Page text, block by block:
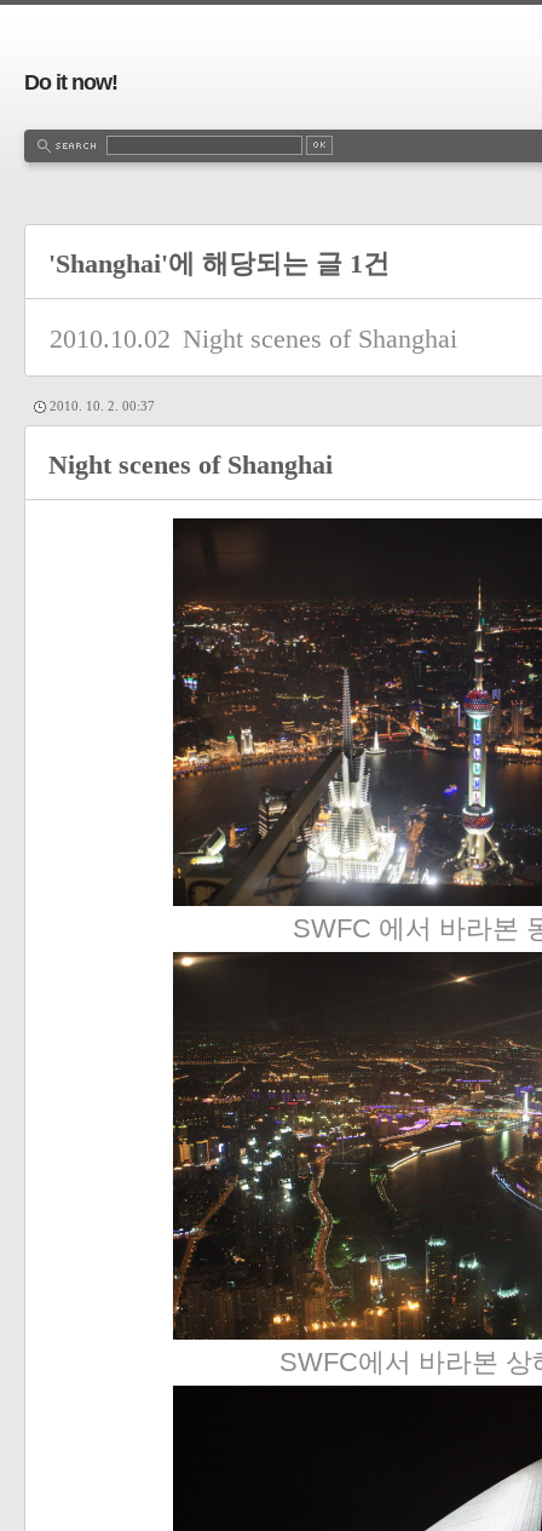
Do it now!
'Shanghai'에 해당되는 글 1건
2010.10.02 Night scenes of Shanghai
2010. 10. 2. 00:37
Night scenes of Shanghai
SWFC 에서 바라본
SWFC에서 바라본 상
« »